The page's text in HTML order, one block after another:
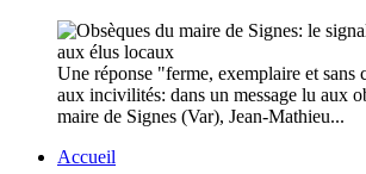
Une réponse "ferme, exemplaire et sans
aux incivilités: dans un message lu aux
maire de Signes (Var), Jean-Mathieu...
Accueil